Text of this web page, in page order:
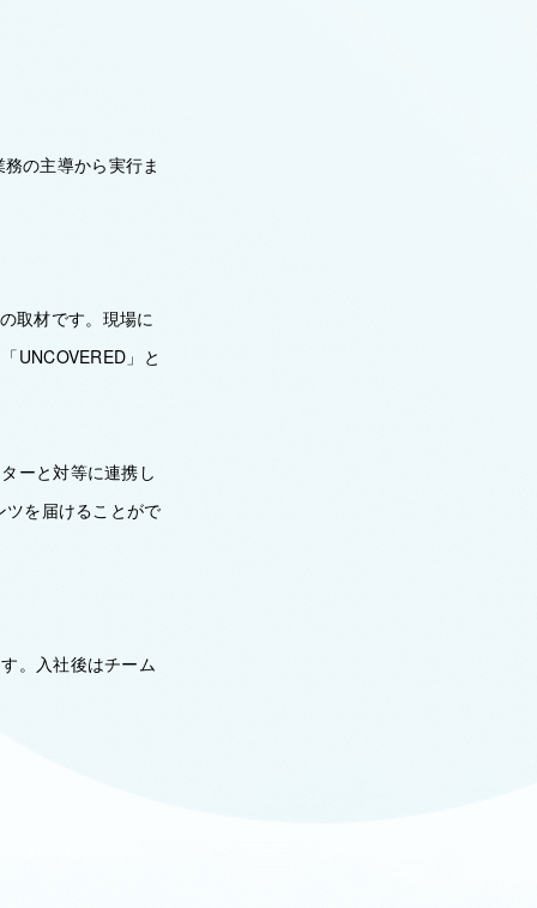
の主導から実行ま
取材です。現場に
UNCOVERED」と
ーと対等に連携し
を届けることがで
。入社後はチーム